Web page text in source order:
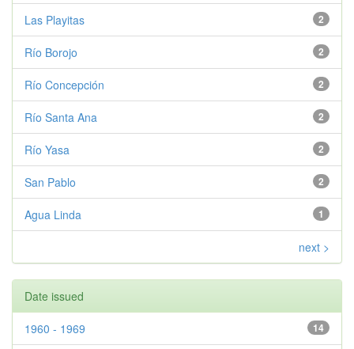
2
Las Playitas
2
Río Borojo
2
Río Concepción
2
Río Santa Ana
2
Río Yasa
2
San Pablo
1
Agua Linda
next >
Date issued
14
1960 - 1969